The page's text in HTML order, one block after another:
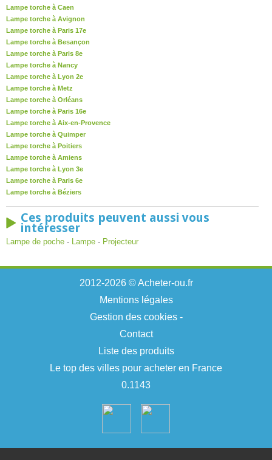
Lampe torche à Caen
Lampe torche à Avignon
Lampe torche à Paris 17e
Lampe torche à Besançon
Lampe torche à Paris 8e
Lampe torche à Nancy
Lampe torche à Lyon 2e
Lampe torche à Metz
Lampe torche à Orléans
Lampe torche à Paris 16e
Lampe torche à Aix-en-Provence
Lampe torche à Quimper
Lampe torche à Poitiers
Lampe torche à Amiens
Lampe torche à Lyon 3e
Lampe torche à Paris 6e
Lampe torche à Béziers
Ces produits peuvent aussi vous
intéresser
Lampe de poche - Lampe - Projecteur
2012-2026 © Acheter-ou.fr
Mentions légales
Gestion des cookies-
Contact
Liste des produits
Le top des villes pour acheter en France
0.1143